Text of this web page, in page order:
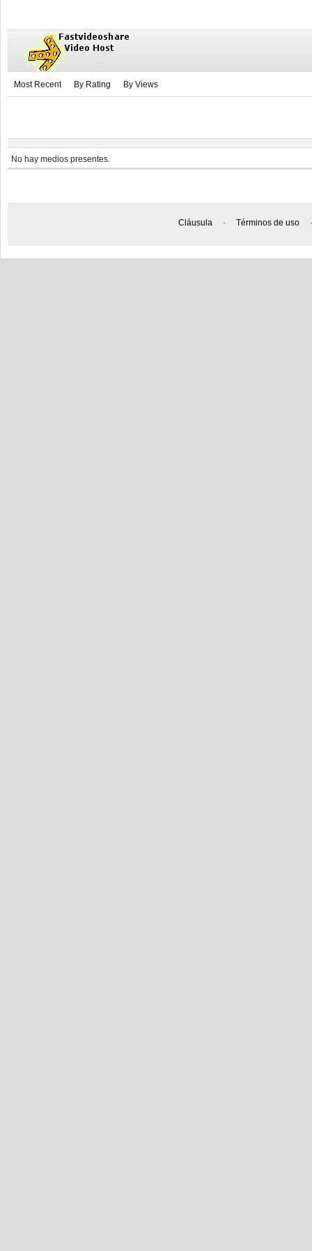
Most Recent By Rating By Views
No hay medios presentes.
Cláusula · Términos de uso ·